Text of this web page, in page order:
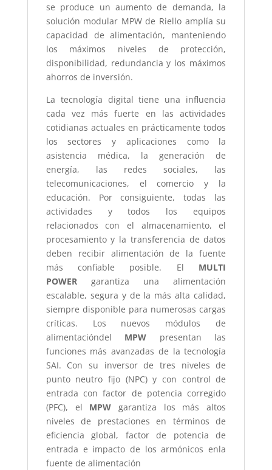
se produce un aumento de demanda, la
solución modular MPW de Riello amplía su
capacidad de alimentación, manteniendo
los máximos niveles de protección,
disponibilidad, redundancia y los máximos
ahorros de inversión.
La tecnología digital tiene una influencia
cada vez más fuerte en las actividades
cotidianas actuales en prácticamente todos
los sectores y aplicaciones como la
asistencia médica, la generación de
energía, las redes sociales, las
telecomunicaciones, el comercio y la
educación. Por consiguiente, todas las
actividades y todos los equipos
relacionados con el almacenamiento, el
procesamiento y la transferencia de datos
deben recibir alimentación de la fuente
más confiable posible. El MULTI
POWERgarantiza una alimentación
escalable, segura y de la más alta calidad,
siempre disponible para numerosas cargas
críticas. Los nuevos módulos de
alimentacióndel MPW presentan las
funciones más avanzadas de la tecnología
SAI. Con su inversor de tres niveles de
punto neutro fijo (NPC) y con control de
entrada con factor de potencia corregido
(PFC), el MPW garantiza los más altos
niveles de prestaciones en términos de
eficiencia global, factor de potencia de
entrada e impacto de los armónicos enla
fuente de alimentación